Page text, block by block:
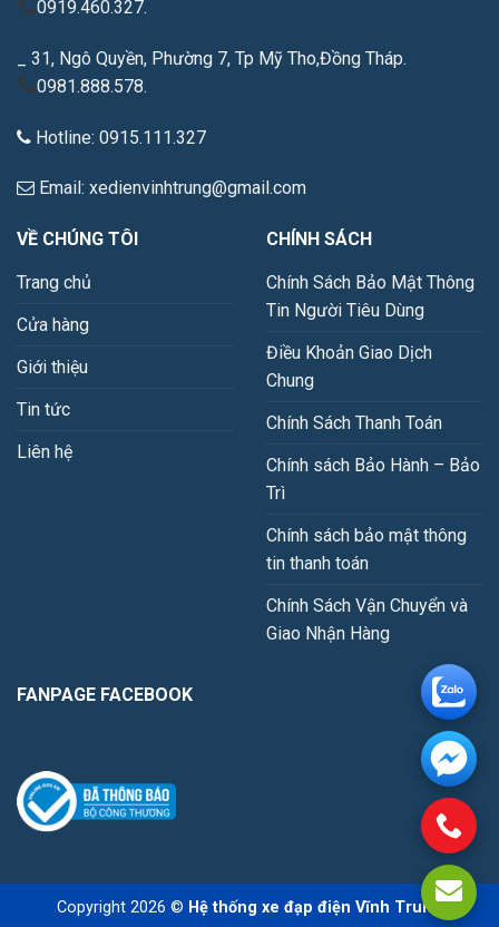
0919.460.327.
_ 31, Ngô Quyền, Phường 7, Tp Mỹ Tho,Đồng Tháp.
0981.888.578.
Hotline: 0915.111.327
Email: xedienvinhtrung@gmail.com
VỀ CHÚNG TÔI
Trang chủ
Cửa hàng
Giới thiệu
Tin tức
Liên hệ
CHÍNH SÁCH
Chính Sách Bảo Mật Thông
Tin Người Tiêu Dùng
Điều Khoản Giao Dịch
Chung
Chính Sách Thanh Toán
Chính sách Bảo Hành – Bảo
Trì
Chính sách bảo mật thông
tin thanh toán
Chính Sách Vận Chuyển và
Giao Nhận Hàng
FANPAGE FACEBOOK
Copyright 2026 © Hệ thống xe đạp điện Vĩnh Trung